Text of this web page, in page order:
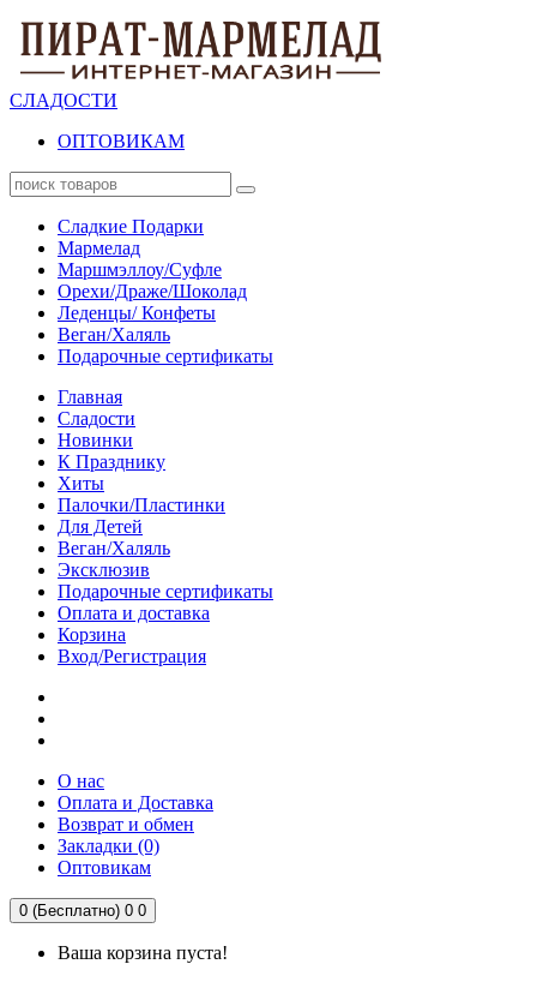
СЛАДОСТИ
ОПТОВИКАМ
Сладкие Подарки
Мармелад
Маршмэллоу/Суфле
Орехи/Драже/Шоколад
Леденцы/ Конфеты
Веган/Халяль
Подарочные сертификаты
Главная
Сладости
Новинки
К Празднику
Хиты
Палочки/Пластинки
Для Детей
Веган/Халяль
Эксклюзив
Подарочные сертификаты
Оплата и доставка
Корзина
Вход/Регистрация
О нас
Оплата и Доставка
Возврат и обмен
Закладки (0)
Оптовикам
0 (Бесплатно) 0 0
Ваша корзина пуста!